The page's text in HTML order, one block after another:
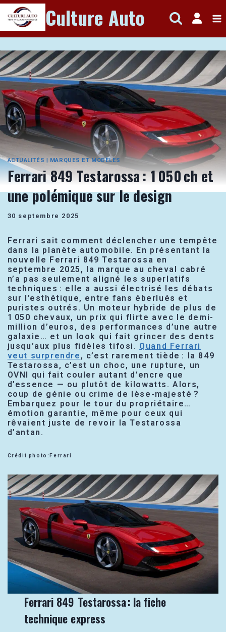
Aller
au
contenu
Culture Auto
ACTUALITÉS | MARQUES ET MODÈLES
Ferrari 849 Testarossa : 1 050 ch et
une polémique sur le design
30 septembre 2025
Ferrari sait comment déclencher une tempête
dans la planète automobile. En présentant la
nouvelle Ferrari 849 Testarossa en
septembre 2025, la marque au cheval cabré
n’a pas seulement aligné les superlatifs
techniques : elle a aussi électrisé les débats
sur l’esthétique, entre fans éberlués et
puristes outrés. Un moteur hybride de plus de
1 050 chevaux, un prix qui flirte avec le demi-
million d’euros, des performances d’une autre
galaxie… et un look qui fait grincer des dents
jusqu’aux plus fidèles tifosi. Quand Ferrari
veut surprendre , c’est rarement tiède : la 849
Testarossa, c’est un choc, une rupture, un
OVNI qui fait couler autant d’encre que
d’essence — ou plutôt de kilowatts. Alors,
coup de génie ou crime de lèse-majesté ?
Embarquez pour le tour du propriétaire…
émotion garantie, même pour ceux qui
rêvaient juste de revoir la Testarossa
d’antan.
Crédit photo:Ferrari
Ferrari 849 Testarossa : la fiche
technique express